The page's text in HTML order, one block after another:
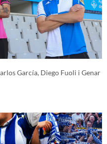
García, Diego Fuoli i Genar